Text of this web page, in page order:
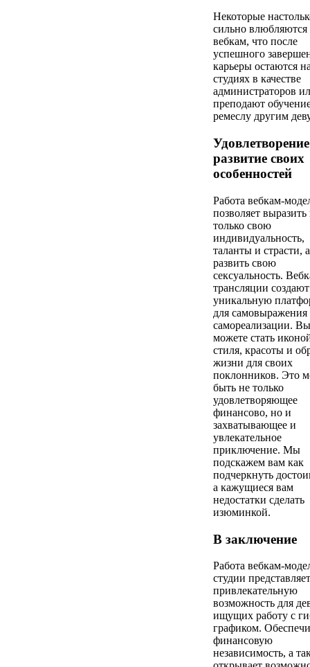
Некоторые
сильно влюбляются
вебкам, что после
успешного
карьеры остаются
студиях в качестве
администраторов
преподают
ремеслу другим
развитие своих
особенностей
Работа вебкам-
позволяет выразить
только свою
индивидуальность,
таланты и страсти,
развить свою
сексуальность.
трансляции создают
уникальную
для самовыражения
самореализации. Вы
можете стать
стиля, красоты и
жизни для своих
поклонников. Это
быть не только
удовлетворяющее
финансово, но и
захватывающее и
увлекательное
приключение. Мы
подскажем вам как
подчеркнуть
а кажущиеся вам
недостатки сделать
изюминкой.
В заключение
Работа вебкам-
студии
привлекательную
возможность для
ищущих работу с
графиком.
финансовую
независимость, а